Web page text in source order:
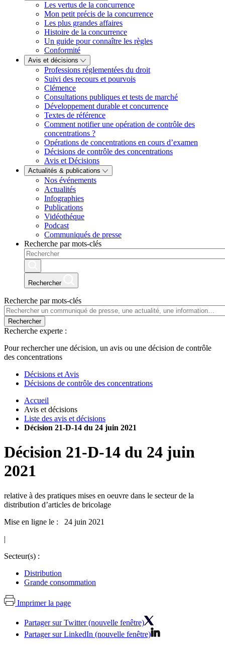
Les vertus de la concurrence
Mon petit précis de la concurrence
Les plus grandes affaires
Histoire de la concurrence
Un guide pour connaître les règles
Conformité
Avis et décisions
Professions réglementées du droit
Suivi des recours et pourvois
Clémence
Consultations publiques et tests de marché
Développement durable et concurrence
Textes de référence
Comment notifier une opération de contrôle des
concentrations ?
Opérations de concentrations en cours d’examen
Décisions de contrôle des concentrations
Avis et Décisions
Actualités & publications
Nos événements
Actualités
Infographies
Publications
Vidéothéque
Podcast
Communiqués de presse
Recherche par mots-clés
Rechercher
Recherche par mots-clés
Rechercher
Recherche experte :
Pour rechercher une décision, un avis ou une décision de contrôle
des concentrations
Décisions et Avis
Décisions de contrôle des concentrations
Accueil
Avis et décisions
Liste des avis et décisions
Décision 21-D-14 du 24 juin 2021
Décision 21-D-14 du 24 juin
2021
relative à des pratiques mises en oeuvre dans le secteur de la
distribution d’articles de bricolage
Mise en ligne le : 24 juin 2021
|
Secteur(s) :
Distribution
Grande consommation
Imprimer la page
Partager sur Twitter (nouvelle fenêtre)
Partager sur LinkedIn (nouvelle fenêtre)